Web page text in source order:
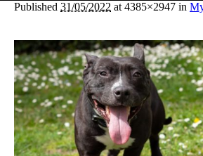
Published 31/05/2022 at 4385×2947 in